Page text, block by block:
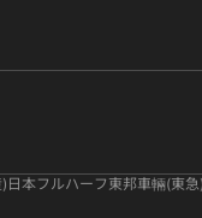
日本フルハーフ 東邦車輛(東急)